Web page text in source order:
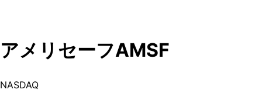
アメリセーフAMSF
NASDAQ